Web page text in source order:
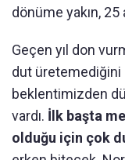
dönüme yakın, 25
Geçen yıl don
dut üretemediğini
beklentimizden
vardı. İlk başta
olduğu için çok